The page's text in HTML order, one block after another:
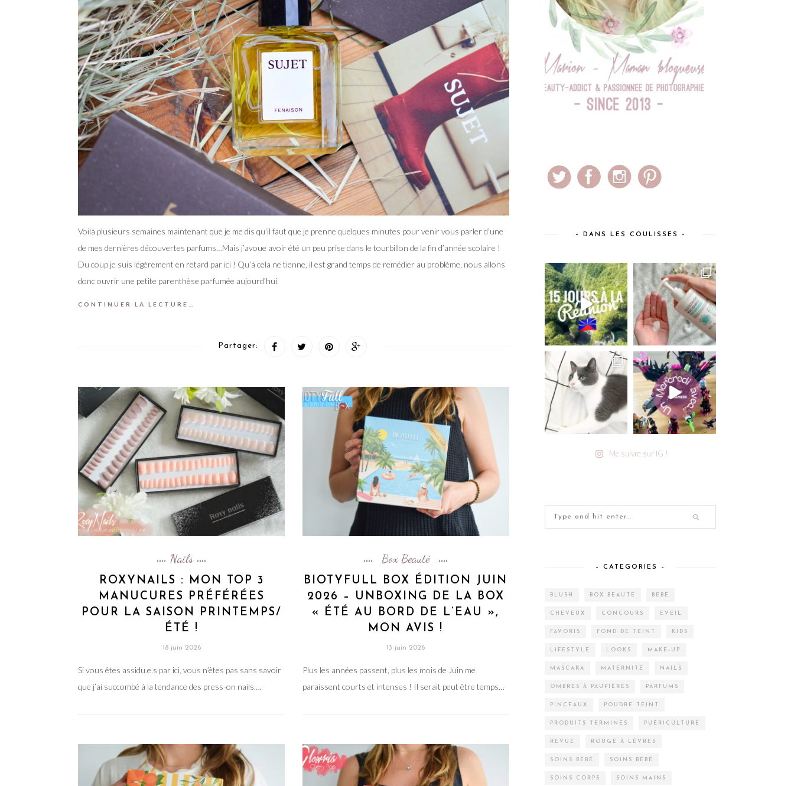
Voilà plusieurs semaines maintenant que je me dis qu’il faut que je prenne quelques minutes pour venir vous parler d’une
de mes dernières découvertes parfums…Mais j’avoue avoir été un peu prise dans le tourbillon de la fin d’année scolaire !
Du coup je suis légèrement en retard par ici ! Qu’à cela ne tienne, il est grand temps de remédier au problème, nous allons
donc ouvrir une petite parenthèse parfumée aujourd’hui.
CONTINUER LA LECTURE…
Partager:
Nails
ROXYNAILS : MON TOP 3
MANUCURES PRÉFÉRÉES
POUR LA SAISON PRINTEMPS/
ÉTÉ !
18 juin 2026
Si vous êtes assidu.e.s par ici, vous n’êtes pas sans savoir
que j’ai succombé à la tendance des press-on nails….
Box Beauté
BIOTYFULL BOX ÉDITION JUIN
2026 – UNBOXING DE LA BOX
« ÉTÉ AU BORD DE L’EAU »,
MON AVIS !
13 juin 2026
Plus les années passent, plus les mois de Juin me
paraissent courts et intenses ! Il serait peut être temps…
– DANS LES COULISSES –
Me suivre sur IG !
– CATEGORIES –
BLUSH BOX BEAUTÉ BÉBÉ
CHEVEUX CONCOURS EVEIL
FAVORIS FOND DE TEINT KIDS
LIFESTYLE LOOKS MAKE-UP
MASCARA MATERNITÉ NAILS
OMBRES À PAUPIÈRES PARFUMS
PINCEAUX POUDRE TEINT
PRODUITS TERMINÉS PUÉRICULTURE
REVUE ROUGE À LÈVRES
SOINS BÉBÉ SOINS BÉBÉ
SOINS CORPS SOINS MAINS